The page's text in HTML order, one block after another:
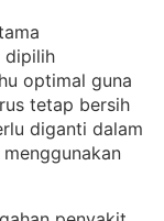
dipilih
optimal guna
tetap bersih
diganti dalam